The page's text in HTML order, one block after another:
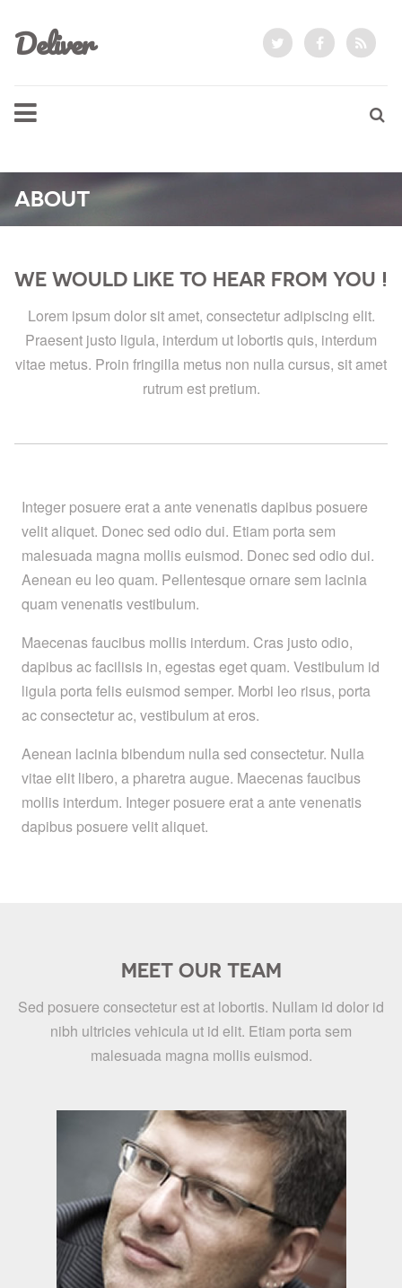
Deliver
ABOUT
WE WOULD LIKE TO HEAR FROM YOU !
Lorem ipsum dolor sit amet, consectetur adipiscing elit.
Praesent justo ligula, interdum ut lobortis quis, interdum
vitae metus. Proin fringilla metus non nulla cursus, sit amet
rutrum est pretium.
Integer posuere erat a ante venenatis dapibus posuere
velit aliquet. Donec sed odio dui. Etiam porta sem
malesuada magna mollis euismod. Donec sed odio dui.
Aenean eu leo quam. Pellentesque ornare sem lacinia
quam venenatis vestibulum.
Maecenas faucibus mollis interdum. Cras justo odio,
dapibus ac facilisis in, egestas eget quam. Vestibulum id
ligula porta felis euismod semper. Morbi leo risus, porta
ac consectetur ac, vestibulum at eros.
Aenean lacinia bibendum nulla sed consectetur. Nulla
vitae elit libero, a pharetra augue. Maecenas faucibus
mollis interdum. Integer posuere erat a ante venenatis
dapibus posuere velit aliquet.
MEET OUR TEAM
Sed posuere consectetur est at lobortis. Nullam id dolor id
nibh ultricies vehicula ut id elit. Etiam porta sem
malesuada magna mollis euismod.